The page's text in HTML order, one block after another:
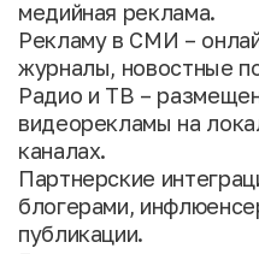
медийная реклама.
Рекламу в СМИ –
журналы, новостные
Радио и ТВ –
видеорекламы на
каналах.
Партнерские
блогерами,
публикации.